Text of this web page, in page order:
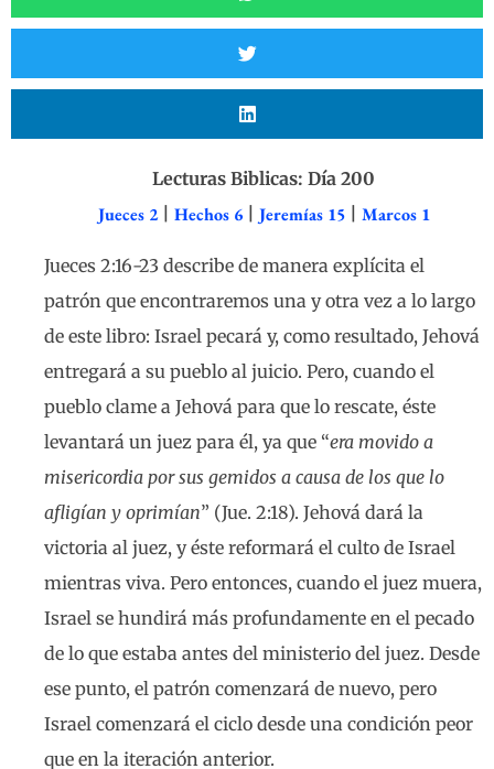
Lecturas Biblicas: Día 200
Jueces 2| Hechos 6| Jeremías 15| Marcos 1
Jueces 2:16-23 describe de manera explícita el
patrón que encontraremos una y otra vez a lo largo
de este libro: Israel pecará y, como resultado, Jehová
entregará a su pueblo al juicio. Pero, cuando el
pueblo clame a Jehová para que lo rescate, éste
levantará un juez para él, ya que “era movido a
misericordia por sus gemidos a causa de los que lo
afligían y oprimían” (Jue. 2:18). Jehová dará la
victoria al juez, y éste reformará el culto de Israel
mientras viva. Pero entonces, cuando el juez muera,
Israel se hundirá más profundamente en el pecado
de lo que estaba antes del ministerio del juez. Desde
ese punto, el patrón comenzará de nuevo, pero
Israel comenzará el ciclo desde una condición peor
que en la iteración anterior.